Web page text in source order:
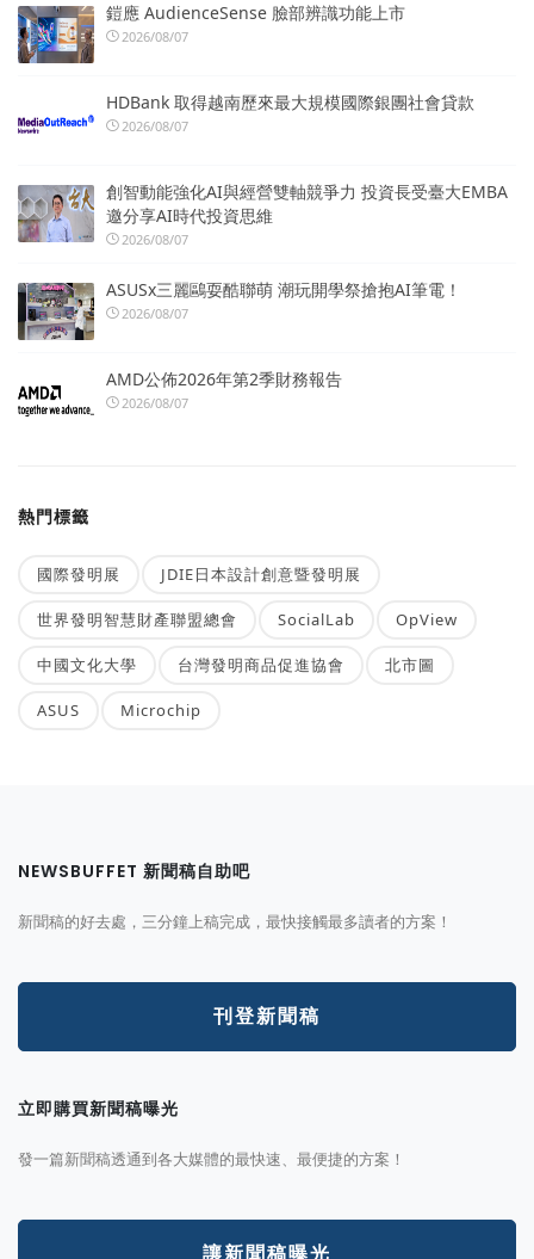
鎧應 AudienceSense 臉部辨識功能上市
2026/08/07
HDBank 取得越南歷來最大規模國際銀團社會貸款
2026/08/07
創智動能強化AI與經營雙軸競爭力 投資長受臺大EMBA
邀分享AI時代投資思維
2026/08/07
ASUSx三麗鷗耍酷聯萌 潮玩開學祭搶抱AI筆電！
2026/08/07
AMD公佈2026年第2季財務報告
2026/08/07
熱門標籤
國際發明展 JDIE日本設計創意暨發明展
世界發明智慧財產聯盟總會 SocialLab OpView
中國文化大學 台灣發明商品促進協會 北市圖
ASUS Microchip
NEWSBUFFET 新聞稿自助吧
新聞稿的好去處，三分鐘上稿完成，最快接觸最多讀者的方案！
刊登新聞稿
立即購買新聞稿曝光
發一篇新聞稿透通到各大媒體的最快速、最便捷的方案！